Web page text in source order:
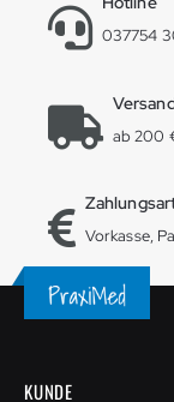
037754
ab 200
Vorkasse,
KUNDE